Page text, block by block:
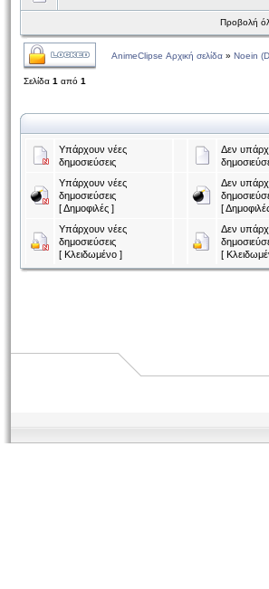
Προβολή
AnimeClipse Αρχική σελίδα» Noein
Σελίδα 1 από 1
Υπάρχουν νέες
δημοσιεύσεις
Δεν
Υπάρχουν νέες
δημοσιεύσεις
[ Δημοφιλές ]
Δεν
[
Υπάρχουν νέες
δημοσιεύσεις
[ Κλειδωμένο ]
Δεν
[